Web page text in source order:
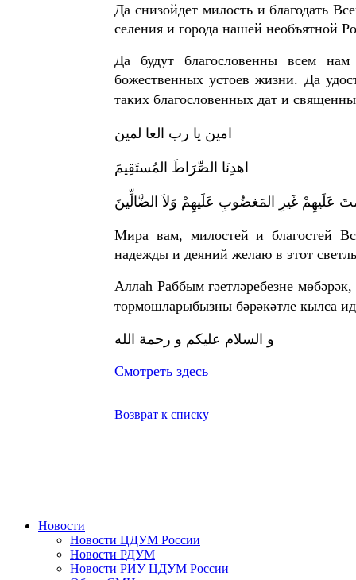
Да снизойдет милость и благодать
селения и города нашей необъятной
Да будут благословенны всем
божественных устоев жизни. Да
таких благословенных дат и
امين يا رب العا لمين
اهدِنَا الصِّرَاطَ المُستَقِيمَ
عَلَيهِمْ غَيرِ المَغضُوبِ عَلَيهِمْ وَلاَ الضَّالِّينَ
Мира вам, милостей и благостей
надежды и деяний желаю в этот
Аллаһ Раббым гәетләребезне
тормошларыбызны бәрәкәтле кылса
و السلام عليكم و رحمة الله
Смотреть здесь
Возврат к списку
Новости
Новости ЦДУМ России
Новости РДУМ
Новости РИУ ЦДУМ России